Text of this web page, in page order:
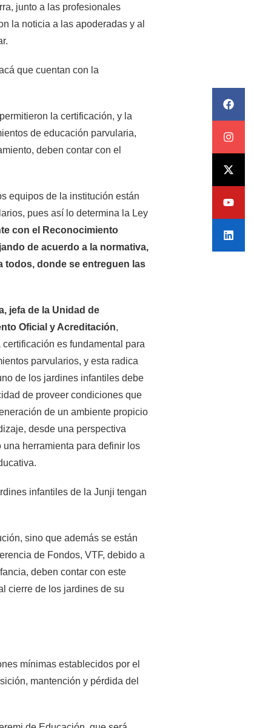
junto a las profesionales
la noticia a las apoderadas y al
que cuentan con la
la certificación, y la
de educación parvularia,
deben contar con el
equipos de la institución están
pues así lo determina la Ley
con el Reconocimiento
de acuerdo a la normativa,
todos, donde se entreguen las
jefa de la Unidad de
Oficial y Acreditación,
es fundamental para
parvularios, y esta radica
de los jardines infantiles debe
de proveer condiciones que
de un ambiente propicio
desde una perspectiva
una herramienta para definir los
infantiles de la Junji tengan
sino que además se están
de Fondos, VTF, debido a
deben contar con este
cierre de los jardines de su
mínimas establecidos por el
mantención y pérdida del